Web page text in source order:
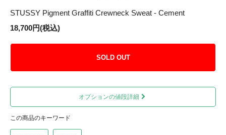
STUSSY Pigment Graffiti Crewneck Sweat - Cement
18,700円(税込)
SOLD OUT
オプションの値段詳細
この商品のキーワード